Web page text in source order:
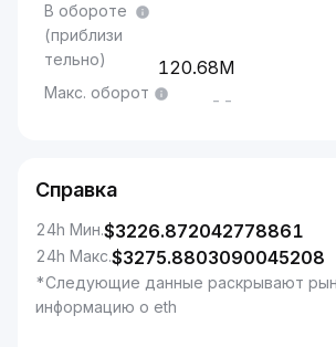
В обороте
(приблизи
тельно)
120.68M
Макс. оборот --
Справка
24h Мин.$3226.872042778861
24h Макс.$3275.8803090045208
*Следующие данные раскрывают
информацию о eth